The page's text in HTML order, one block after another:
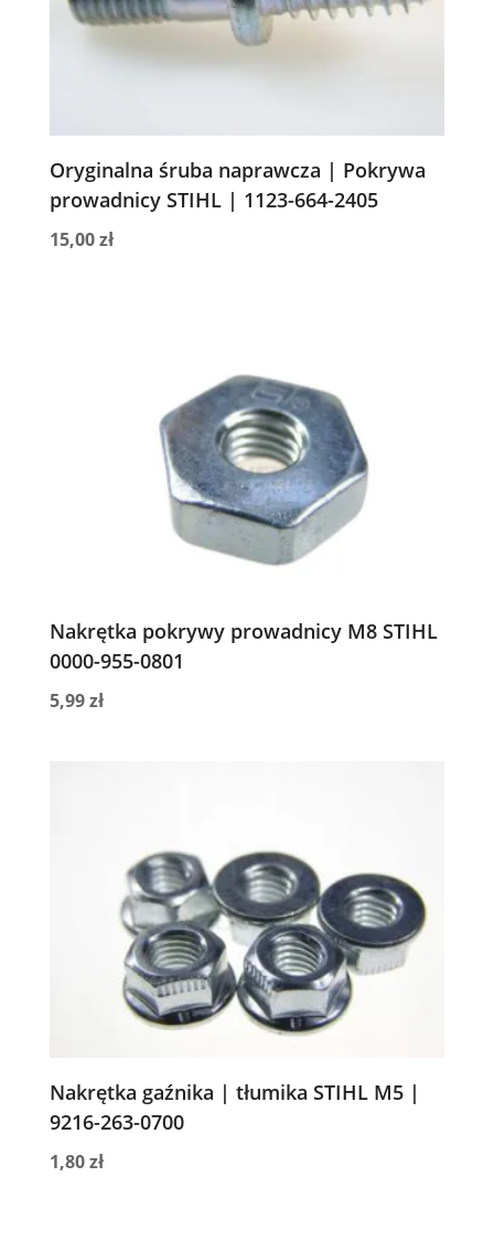
Oryginalna śruba naprawcza | Pokrywa
prowadnicy STIHL | 1123-664-2405
15,00zł
Nakrętka pokrywy prowadnicy M8 STIHL
0000-955-0801
5,99zł
Nakrętka gaźnika | tłumika STIHL M5 |
9216-263-0700
1,80zł